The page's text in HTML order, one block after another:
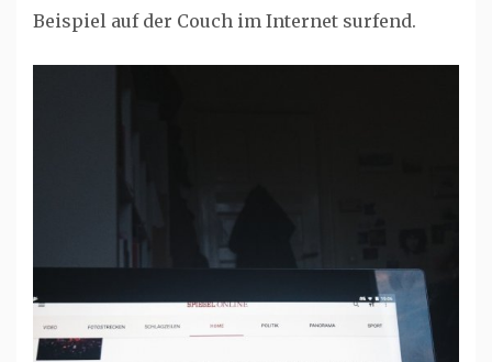
Beispiel auf der Couch im Internet surfend.